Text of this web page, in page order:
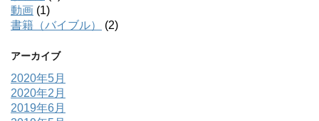
動画 (1)
書籍（バイブル）
(2)
アーカイブ
2020年5月
2020年2月
2019年6月